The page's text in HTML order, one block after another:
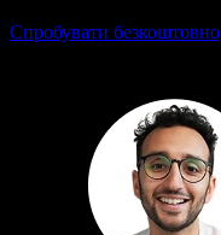
Спробувати безкоштовно